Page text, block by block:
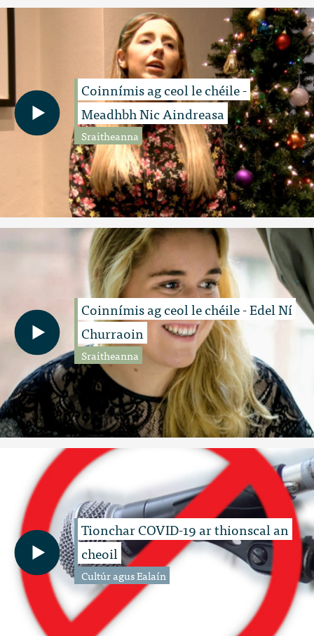
Coinnímis ag ceol le chéile -
Meadhbh Nic Aindreasa
Sraitheanna
Coinnímis ag ceol le chéile - Edel Ní
Churraoin
Sraitheanna
Tionchar COVID-19 ar thionscal an
cheoil
Cultúr agus Ealaín